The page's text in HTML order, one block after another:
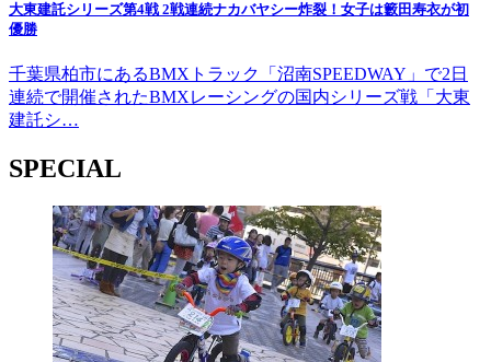
大東建託シリーズ第4戦 2戦連続ナカバヤシー炸裂！女子は籔田寿衣が初
優勝
千葉県柏市にあるBMXトラック「沼南SPEEDWAY」で2日
連続で開催されたBMXレーシングの国内シリーズ戦「大東
建託シ…
SPECIAL